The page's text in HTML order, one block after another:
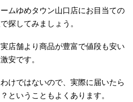
ムゆめタウン山口店にお目当ての
探してみましょう。
店舗より商品が豊富で値段も安い
安です。
けではないので、実際に届いたら
ということもよくあります。